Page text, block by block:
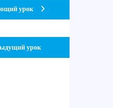
урок
урок